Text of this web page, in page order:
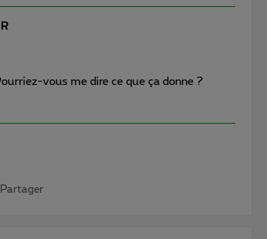
vous me dire ce que ça donne ?
Partager